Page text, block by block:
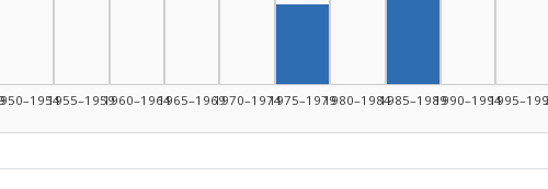
1955–19591960–19641965–19691970–19741975–19791980–19841985–19891990–1994